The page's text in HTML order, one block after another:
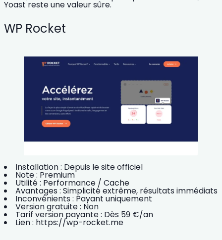
Yoast reste une valeur sûre.
WP Rocket
Installation : Depuis le site officiel
Note : Premium
Utilité : Performance / Cache
Avantages : Simplicité extrême, résultats immédiats
Inconvénients : Payant uniquement
Version gratuite : Non
Tarif version payante : Dès 59 €/an
Lien : https://wp-rocket.me